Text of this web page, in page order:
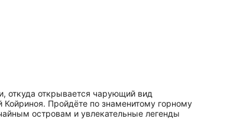
откуда открывается чарующий вид
Пройдёте по знаменитому горному
островам и увлекательные легенды